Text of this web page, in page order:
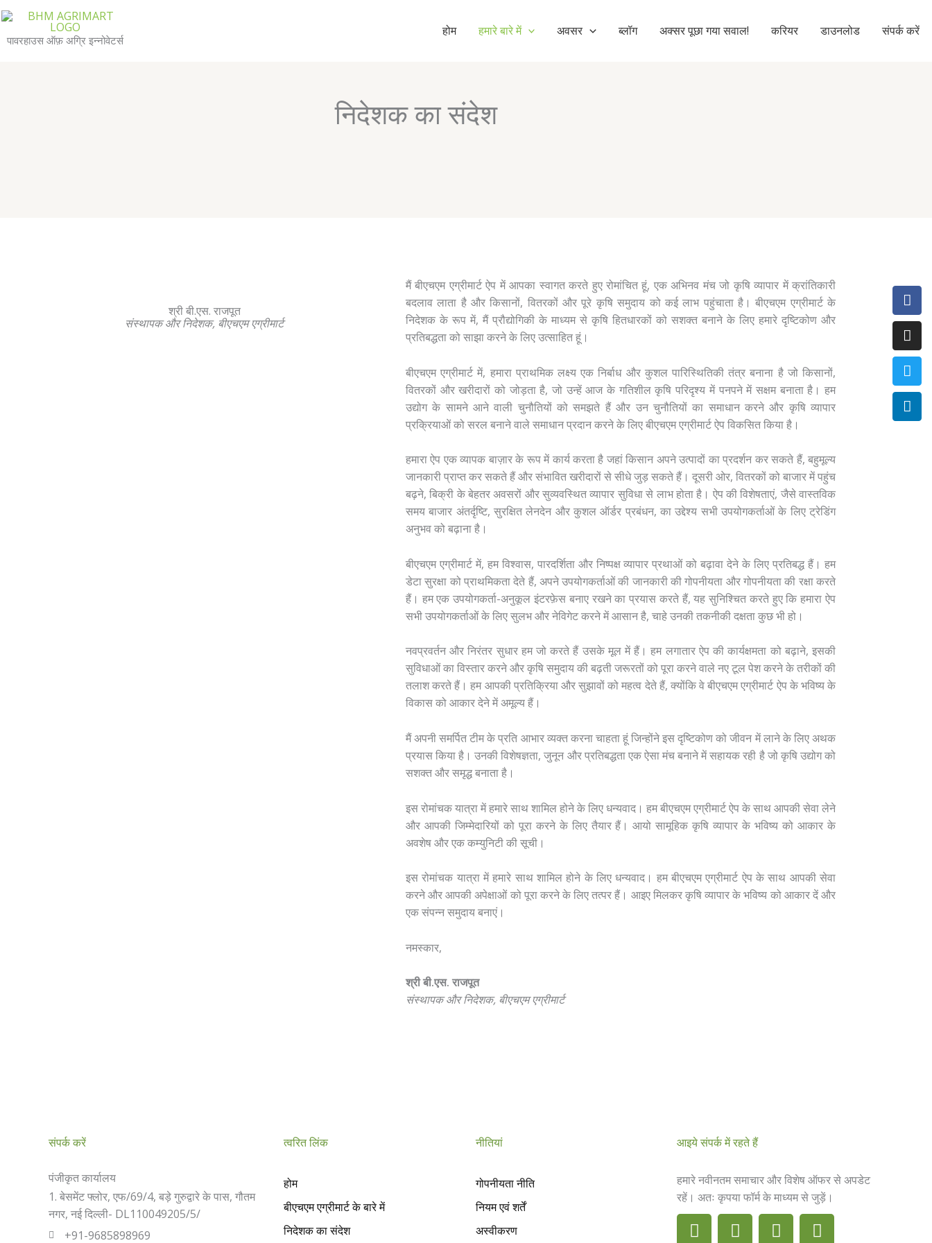
Skip
to
content
पावरहाउस ऑफ़ अग्रि इन्नोवेटर्स
होम हमारे बारे में अवसर ब्लॉग अक्सर पूछा गया सवाल! करियर डाउनलोड संपर्क करें
निदेशक का संदेश
श्री बी.एस. राजपूत
संस्थापक और निदेशक, बीएचएम एग्रीमार्ट
मैं बीएचएम एग्रीमार्ट ऐप में आपका स्वागत करते हुए रोमांचित हूं, एक अभिनव मंच जो कृषि व्यापार में क्रांतिकारी
बदलाव लाता है और किसानों, वितरकों और पूरे कृषि समुदाय को कई लाभ पहुंचाता है। बीएचएम एग्रीमार्ट के
निदेशक के रूप में, मैं प्रौद्योगिकी के माध्यम से कृषि हितधारकों को सशक्त बनाने के लिए हमारे दृष्टिकोण और
प्रतिबद्धता को साझा करने के लिए उत्साहित हूं।
बीएचएम एग्रीमार्ट में, हमारा प्राथमिक लक्ष्य एक निर्बाध और कुशल पारिस्थितिकी तंत्र बनाना है जो किसानों,
वितरकों और खरीदारों को जोड़ता है, जो उन्हें आज के गतिशील कृषि परिदृश्य में पनपने में सक्षम बनाता है। हम
उद्योग के सामने आने वाली चुनौतियों को समझते हैं और उन चुनौतियों का समाधान करने और कृषि व्यापार
प्रक्रियाओं को सरल बनाने वाले समाधान प्रदान करने के लिए बीएचएम एग्रीमार्ट ऐप विकसित किया है।
हमारा ऐप एक व्यापक बाज़ार के रूप में कार्य करता है जहां किसान अपने उत्पादों का प्रदर्शन कर सकते हैं, बहुमूल्य
जानकारी प्राप्त कर सकते हैं और संभावित खरीदारों से सीधे जुड़ सकते हैं। दूसरी ओर, वितरकों को बाजार में पहुंच
बढ़ने, बिक्री के बेहतर अवसरों और सुव्यवस्थित व्यापार सुविधा से लाभ होता है। ऐप की विशेषताएं, जैसे वास्तविक
समय बाजार अंतर्दृष्टि, सुरक्षित लेनदेन और कुशल ऑर्डर प्रबंधन, का उद्देश्य सभी उपयोगकर्ताओं के लिए ट्रेडिंग
अनुभव को बढ़ाना है।
बीएचएम एग्रीमार्ट में, हम विश्वास, पारदर्शिता और निष्पक्ष व्यापार प्रथाओं को बढ़ावा देने के लिए प्रतिबद्ध हैं। हम
डेटा सुरक्षा को प्राथमिकता देते हैं, अपने उपयोगकर्ताओं की जानकारी की गोपनीयता और गोपनीयता की रक्षा करते
हैं। हम एक उपयोगकर्ता-अनुकूल इंटरफ़ेस बनाए रखने का प्रयास करते हैं, यह सुनिश्चित करते हुए कि हमारा ऐप
सभी उपयोगकर्ताओं के लिए सुलभ और नेविगेट करने में आसान है, चाहे उनकी तकनीकी दक्षता कुछ भी हो।
नवप्रवर्तन और निरंतर सुधार हम जो करते हैं उसके मूल में हैं। हम लगातार ऐप की कार्यक्षमता को बढ़ाने, इसकी
सुविधाओं का विस्तार करने और कृषि समुदाय की बढ़ती जरूरतों को पूरा करने वाले नए टूल पेश करने के तरीकों की
तलाश करते हैं। हम आपकी प्रतिक्रिया और सुझावों को महत्व देते हैं, क्योंकि वे बीएचएम एग्रीमार्ट ऐप के भविष्य के
विकास को आकार देने में अमूल्य हैं।
मैं अपनी समर्पित टीम के प्रति आभार व्यक्त करना चाहता हूं जिन्होंने इस दृष्टिकोण को जीवन में लाने के लिए अथक
प्रयास किया है। उनकी विशेषज्ञता, जुनून और प्रतिबद्धता एक ऐसा मंच बनाने में सहायक रही है जो कृषि उद्योग को
सशक्त और समृद्ध बनाता है।
इस रोमांचक यात्रा में हमारे साथ शामिल होने के लिए धन्यवाद। हम बीएचएम एग्रीमार्ट ऐप के साथ आपकी सेवा लेने
और आपकी जिम्मेदारियों को पूरा करने के लिए तैयार हैं। आयो सामूहिक कृषि व्यापार के भविष्य को आकार के
अवशेष और एक कम्युनिटी की सूची।
इस रोमांचक यात्रा में हमारे साथ शामिल होने के लिए धन्यवाद। हम बीएचएम एग्रीमार्ट ऐप के साथ आपकी सेवा
करने और आपकी अपेक्षाओं को पूरा करने के लिए तत्पर हैं। आइए मिलकर कृषि व्यापार के भविष्य को आकार दें और
एक संपन्न समुदाय बनाएं।
नमस्कार,
श्री बी.एस. राजपूत
संस्थापक और निदेशक, बीएचएम एग्रीमार्ट
संपर्क करें
पंजीकृत कार्यालय
1. बेसमेंट फ्लोर, एफ/69/4, बड़े गुरुद्वारे के पास, गौतम
नगर, नई दिल्ली- DL110049205/5/
+91-9685898969
त्वरित लिंक
होम
बीएचएम एग्रीमार्ट के बारे में
निदेशक का संदेश
नीतियां
गोपनीयता नीति
नियम एवं शर्तें
अस्वीकरण
आइये संपर्क में रहते हैं
हमारे नवीनतम समाचार और विशेष ऑफर से अपडेट
रहें। अतः कृपया फॉर्म के माध्यम से जुड़ें।